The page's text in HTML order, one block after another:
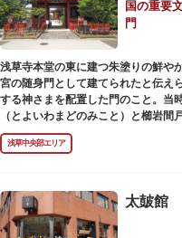
国の重要
門
浅草寺本堂の東に建つ朱塗りの鮮や
宮の随身門として建てられたと伝え
する神さまを配置した門のこと。当
（とよいわまどのみこと）と櫛岩
像が左右に祀られていました。
しかし、1868年（明治元年）に明治
寺院である浅草寺には、この2柱の
鶴岡八幡宮にあった仏教の守護神で
（じこくてん）の像を二天門に安置
天門に変更されました。
浅草中央部エリア
太皷館